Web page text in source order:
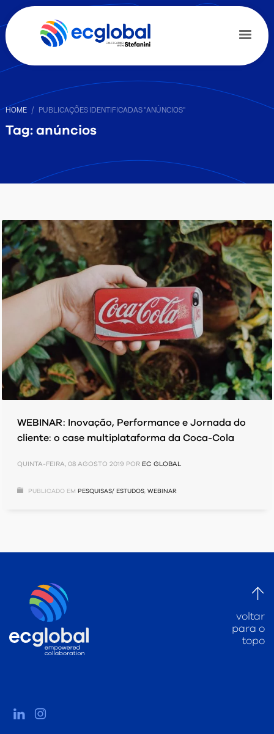
HOME PUBLICAÇÕES IDENTIFICADAS "ANÚNCIOS"
Tag: anúncios
WEBINAR: Inovação, Performance e Jornada do
cliente: o case multiplataforma da Coca-Cola
QUINTA-FEIRA, 08 AGOSTO 2019 POR EC GLOBAL
PUBLICADO EM PESQUISAS/ ESTUDOS, WEBINAR
voltar
para o
topo